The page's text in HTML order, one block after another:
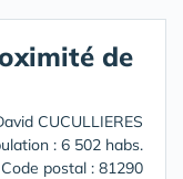
de
CUCULLIERES
: 6 502 habs.
Code postal : 81290